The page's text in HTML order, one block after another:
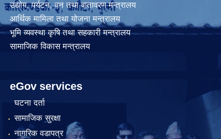
उद्योग, पर्यटन, वन तथा वातावरण मन्त्रालय
आर्थिक मामिला तथा योजना मन्त्रालय
भूमि व्यवस्था कृषि तथा सहकारी मन्त्रालय
सामाजिक विकास मन्त्रालय
eGov services
घटना दर्ता
सामाजिक सुरक्षा
नागरिक वडापत्र